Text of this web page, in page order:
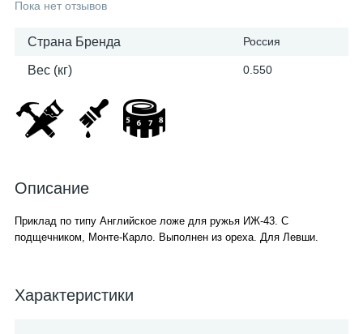
Пока нет отзывов
Страна Бренда Россия
Вес (кг) 0.550
Описание
Приклад по типу Английское ложе для ружья ИЖ-43. С
подщечником, Монте-Карло. Выполнен из ореха. Для Левши.
Характеристики